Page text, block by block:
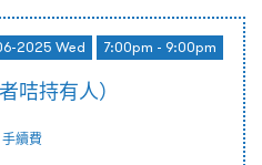
2025 Wed 7:00pm - 9:00pm
咭持有人）
手續費